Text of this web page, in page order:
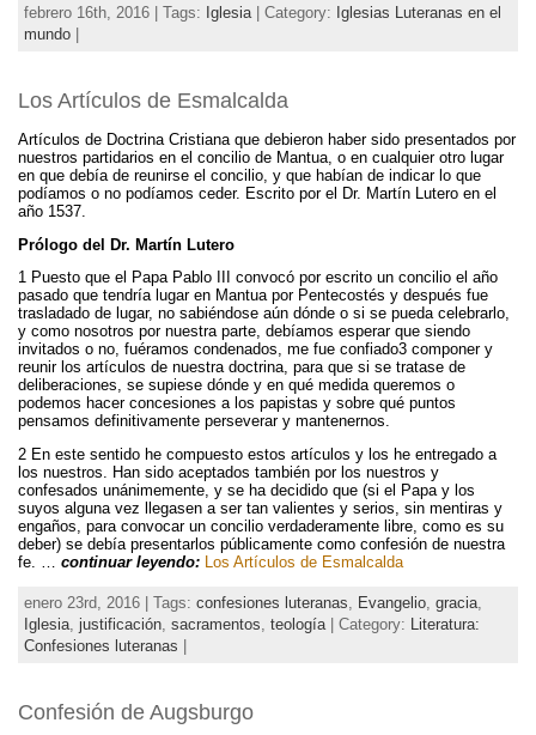
febrero 16th, 2016 | Tags: Iglesia | Category: Iglesias Luteranas en el
mundo
Los Artículos de Esmalcalda
Artículos de Doctrina Cristiana que debieron haber sido presentados por
nuestros partidarios en el concilio de Mantua, o en cualquier otro lugar
en que debía de reunirse el concilio, y que habían de indicar lo que
podíamos o no podíamos ceder. Escrito por el Dr. Martín Lutero en el
año 1537.
Prólogo del Dr. Martín Lutero
1 Puesto que el Papa Pablo III convocó por escrito un concilio el año
pasado que tendría lugar en Mantua por Pentecostés y después fue
trasladado de lugar, no sabiéndose aún dónde o si se pueda celebrarlo,
y como nosotros por nuestra parte, debíamos esperar que siendo
invitados o no, fuéramos condenados, me fue confiado3 componer y
reunir los artículos de nuestra doctrina, para que si se tratase de
deliberaciones, se supiese dónde y en qué medida queremos o
podemos hacer concesiones a los papistas y sobre qué puntos
pensamos definitivamente perseverar y mantenernos.
2 En este sentido he compuesto estos artículos y los he entregado a
los nuestros. Han sido aceptados también por los nuestros y
confesados unánimemente, y se ha decidido que (si el Papa y los
suyos alguna vez llegasen a ser tan valientes y serios, sin mentiras y
engaños, para convocar un concilio verdaderamente libre, como es su
deber) se debía presentarlos públicamente como confesión de nuestra
fe. … continuar leyendo: Los Artículos de Esmalcalda
enero 23rd, 2016 | Tags: confesiones luteranas Evangelio gracia
Iglesia justificación sacramentos teología | Category:
Literatura:
Confesiones luteranas
Confesión de Augsburgo